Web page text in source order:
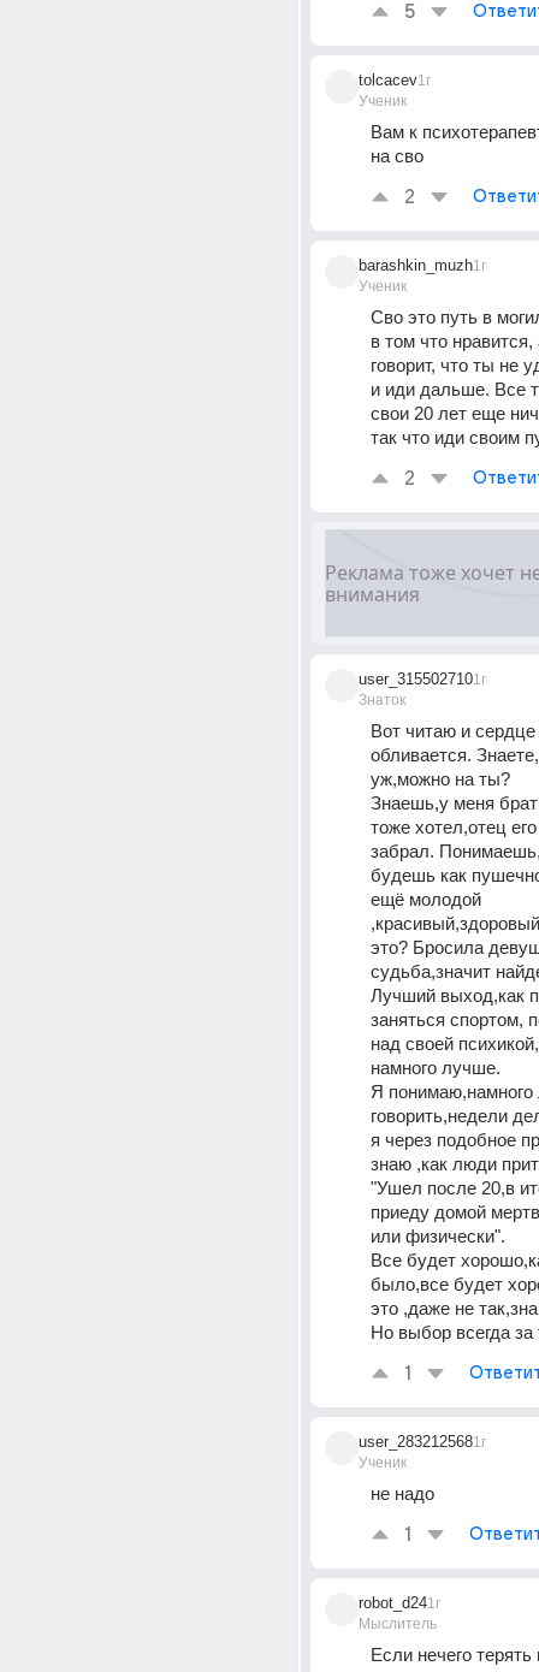
5
tolcacev
Ученик
1г
Вам к
на сво
2
barashkin_muzh
Ученик
1г
Сво это путь в
в том что нравится,
говорит, что ты не
и иди дальше. Все
свои 20 лет еще
так что иди своим
2
user_315502710
Знаток
1г
Вот читаю и
обливается.
уж,можно на ты?
Знаешь,у меня
тоже хотел,отец
забрал.
будешь как
ещё молодой
это? Бросила
судьба,значит
Лучший выход,как
заняться спортом,
над своей
намного лучше.
Я понимаю,намного
говорить,недели
я через подобное
знаю ,как люди
"Ушел после 20,в
приеду домой
или физически".
Все будет
было,все будет
это ,даже не
Но выбор всегда за
1
user_283212568
Ученик
1г
не надо
1
robot_d24
Мыслитель
1г
Если нечего терять